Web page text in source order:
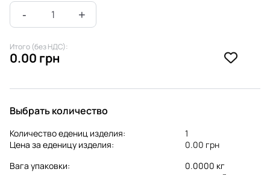
Итого (без НДС):
0.00 грн
Выбрать количество
Количество едениц изделия:
1
Цена за еденицу изделия:
0.00 грн
Вага упаковки:
0.0000 кг